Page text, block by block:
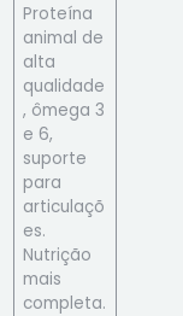
Proteína
animal de
alta
qualidade
, ômega 3
e 6,
suporte
para
articulaçõ
es.
Nutrição
mais
completa.